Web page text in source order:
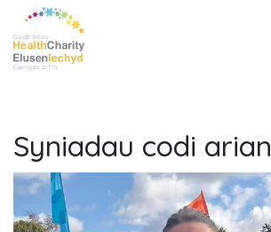
Syniadau codi arian